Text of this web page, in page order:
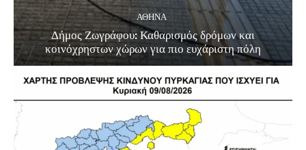
ΑΘΗΝΑ
Δήμος Ζωγράφου: Καθαρισμός δρόμων και
κοινόχρηστων χώρων για πιο ευχάριστη πόλη